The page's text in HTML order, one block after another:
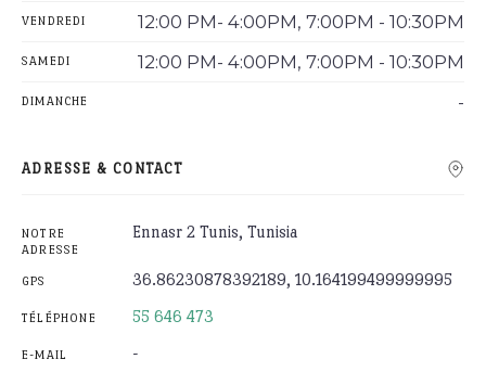
VENDREDI 12:00 PM- 4:00PM, 7:00PM - 10:30PM
SAMEDI 12:00 PM- 4:00PM, 7:00PM - 10:30PM
DIMANCHE -
ADRESSE & CONTACT
NOTRE
ADRESSE
Ennasr 2 Tunis, Tunisia
GPS 36.86230878392189, 10.164199499999995
TÉLÉPHONE 55 646 473
E-MAIL -